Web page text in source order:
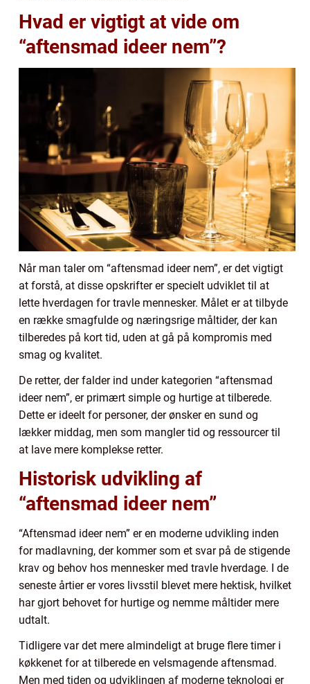
Hvad er vigtigt at vide om
“aftensmad ideer nem”?
Når man taler om “aftensmad ideer nem”, er det vigtigt
at forstå, at disse opskrifter er specielt udviklet til at
lette hverdagen for travle mennesker. Målet er at tilbyde
en række smagfulde og næringsrige måltider, der kan
tilberedes på kort tid, uden at gå på kompromis med
smag og kvalitet.
De retter, der falder ind under kategorien “aftensmad
ideer nem”, er primært simple og hurtige at tilberede.
Dette er ideelt for personer, der ønsker en sund og
lækker middag, men som mangler tid og ressourcer til
at lave mere komplekse retter.
Historisk udvikling af
“aftensmad ideer nem”
“Aftensmad ideer nem” er en moderne udvikling inden
for madlavning, der kommer som et svar på de stigende
krav og behov hos mennesker med travle hverdage. I de
seneste årtier er vores livsstil blevet mere hektisk, hvilket
har gjort behovet for hurtige og nemme måltider mere
udtalt.
Tidligere var det mere almindeligt at bruge flere timer i
køkkenet for at tilberede en velsmagende aftensmad.
Men med tiden og udviklingen af moderne teknologi er